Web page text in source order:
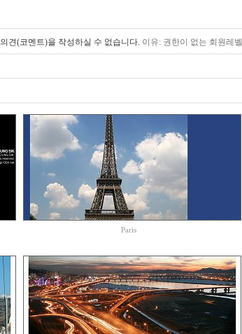
의견(코멘트)을 작성하실 수 없습니다. 이유: 권한이 없는 회원레벨
Paris